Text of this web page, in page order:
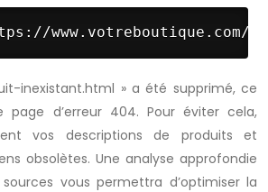
www.votreboutique.com/
inexistant.html » a été supprimé, ce
d’erreur 404. Pour éviter cela,
vos descriptions de produits et
obsolètes. Une analyse approfondie
vous permettra d’optimiser la